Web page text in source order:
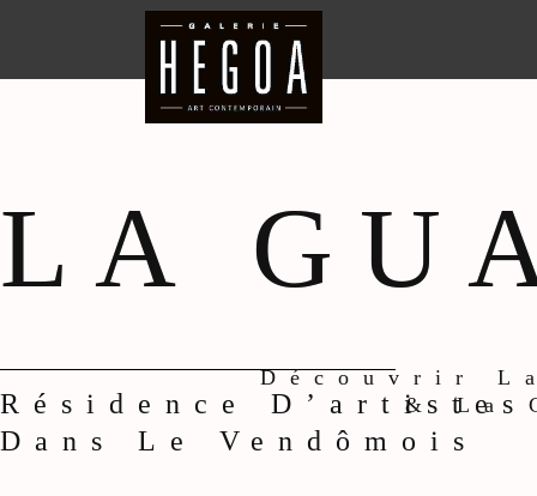
LA
Résidence
Dans Le Vendômois
Découvrir
& La